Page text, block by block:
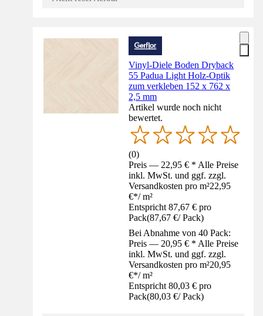
Vinyl-Diele Boden Dryback
55 Padua Light Holz-Optik
zum verkleben 152 x 762 x
2,5 mm
Artikel wurde noch nicht
bewertet.
(0)
Preis — 22,95 € * Alle Preise
inkl. MwSt. und ggf. zzgl.
Versandkosten pro m²22,95
€*/ m²
Entspricht 87,67 € pro
Pack(87,67 €/ Pack)
Bei Abnahme von 40 Pack:
Preis — 20,95 € * Alle Preise
inkl. MwSt. und ggf. zzgl.
Versandkosten pro m²20,95
€*/ m²
Entspricht 80,03 € pro
Pack(80,03 €/ Pack)